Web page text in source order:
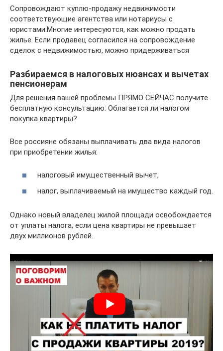
Сопровождают куплю-продажу недвижимости
соответствующие агентства или нотариусы с
юристами.Многие интересуются, как можно продать
жилье. Если продавец согласился на сопровождение
сделок с недвижимостью, можно придерживаться
Разбираемся в налоговых нюансах и вычетах
пенсионерам
Для решения вашей проблемы ПРЯМО СЕЙЧАС получите
бесплатную консультацию: Облагается ли налогом
покупка квартиры?
Все россияне обязаны выплачивать два вида налогов
при приобретении жилья:
налоговый имущественный вычет,
налог, выплачиваемый на имущество каждый год.
Однако новый владелец жилой площади освобождается
от уплаты налога, если цена квартиры не превышает
двух миллионов рублей.